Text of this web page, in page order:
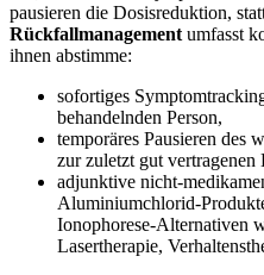
pausieren die Dosisreduktion,
Rückfallmanagement umfasst
ihnen abstimme:
sofortiges
behandelnden Person,
temporäres Pausieren des
zur zuletzt gut vertragenen
adjunktive nicht-
‍Ionophorese‑Alternativen
Lasertherapie,